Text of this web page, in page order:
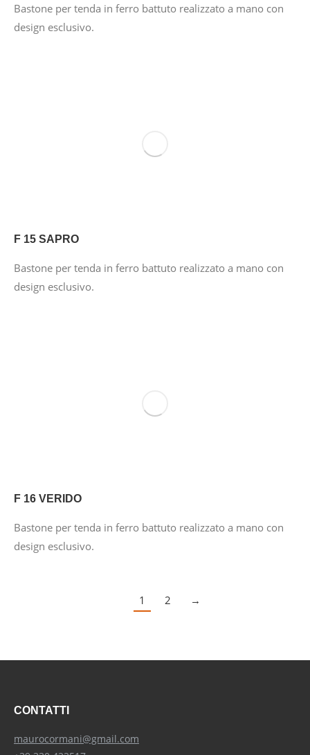
Bastone per tenda in ferro battuto realizzato a mano con
design esclusivo.
F 15 SAPRO
Bastone per tenda in ferro battuto realizzato a mano con
design esclusivo.
F 16 VERIDO
Bastone per tenda in ferro battuto realizzato a mano con
design esclusivo.
1 2 →
CONTATTI
maurocormani@gmail.com